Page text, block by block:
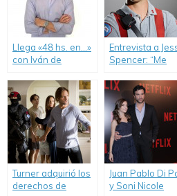
Llega «48 hs. en…»
con Iván de
Entrevista a
Spencer: “Me
Argentina algún
día”.
Turner adquirió los
derechos de
Juan Pablo Di
y Soni Nicole